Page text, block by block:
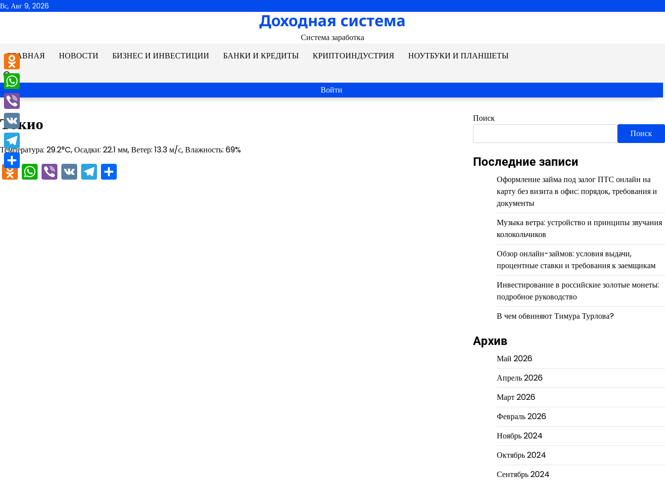
Перейти
Вс, Авг 9, 2026
Доходная система
Система заработка
ГЛАВНАЯ
НОВОСТИ БИЗНЕС И ИНВЕСТИЦИИ БАНКИ И КРЕДИТЫ КРИПТОИНДУСТРИЯ НОУТБУКИ И ПЛАНШЕТЫ
Войти
Токио
Температура: 29.2°C, Осадки: 22.1 мм, Ветер: 13.3 м/с, Влажность: 69%
Odnoklassniki
WhatsApp
Viber
VKTelegram
Поиск
Поиск
Последние записи
Оформление займа под залог ПТС онлайн на
карту без визита в офис: порядок, требования и
документы
Музыка ветра: устройство и принципы звучания
колокольчиков
Обзор онлайн-займов: условия выдачи,
процентные ставки и требования к заемщикам
Инвестирование в российские золотые монеты:
подробное руководство
В чем обвиняют Тимура Турлова?
Архив
Май 2026
Апрель 2026
Март 2026
Февраль 2026
Ноябрь 2024
Октябрь 2024
Сентябрь 2024
Odnoklassniki
WhatsApp
Viber
VK
Telegram
Отправить